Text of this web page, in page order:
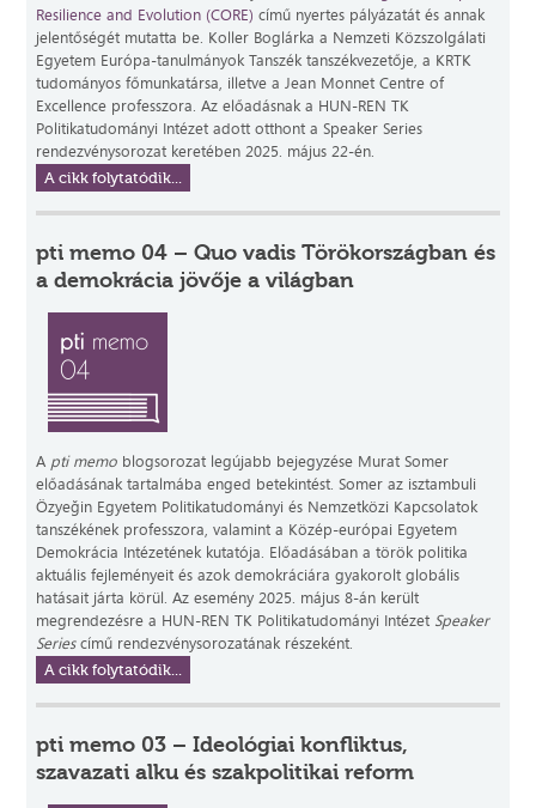
Resilience and Evolution (CORE) című nyertes pályázatát és annak
jelentőségét mutatta be. Koller Boglárka a Nemzeti Közszolgálati
Egyetem Európa-tanulmányok Tanszék tanszékvezetője, a KRTK
tudományos főmunkatársa, illetve a Jean Monnet Centre of
Excellence professzora. Az előadásnak a HUN-REN TK
Politikatudományi Intézet adott otthont a Speaker Series
rendezvénysorozat keretében 2025. május 22-én.
A cikk folytatódik...
pti memo 04 – Quo vadis Törökországban és
a demokrácia jövője a világban
A pti memo blogsorozat legújabb bejegyzése Murat Somer
előadásának tartalmába enged betekintést. Somer az isztambuli
Özyeğin Egyetem Politikatudományi és Nemzetközi Kapcsolatok
tanszékének professzora, valamint a Közép-európai Egyetem
Demokrácia Intézetének kutatója. Előadásában a török politika
aktuális fejleményeit és azok demokráciára gyakorolt globális
hatásait járta körül. Az esemény 2025. május 8-án került
megrendezésre a HUN-REN TK Politikatudományi Intézet Speaker
Seriescímű rendezvénysorozatának részeként.
A cikk folytatódik...
pti memo 03 – Ideológiai konfliktus,
szavazati alku és szakpolitikai reform